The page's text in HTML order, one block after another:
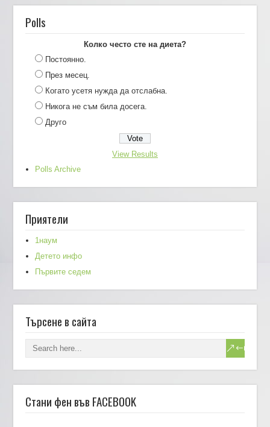
Polls
Колко често сте на диета?
Постоянно.
През месец.
Когато усетя нужда да отслабна.
Никога не съм била досега.
Друго
View Results
Polls Archive
Приятели
1наум
Детето инфо
Първите седем
Търсене в сайта
Стани фен във FACEBOOK